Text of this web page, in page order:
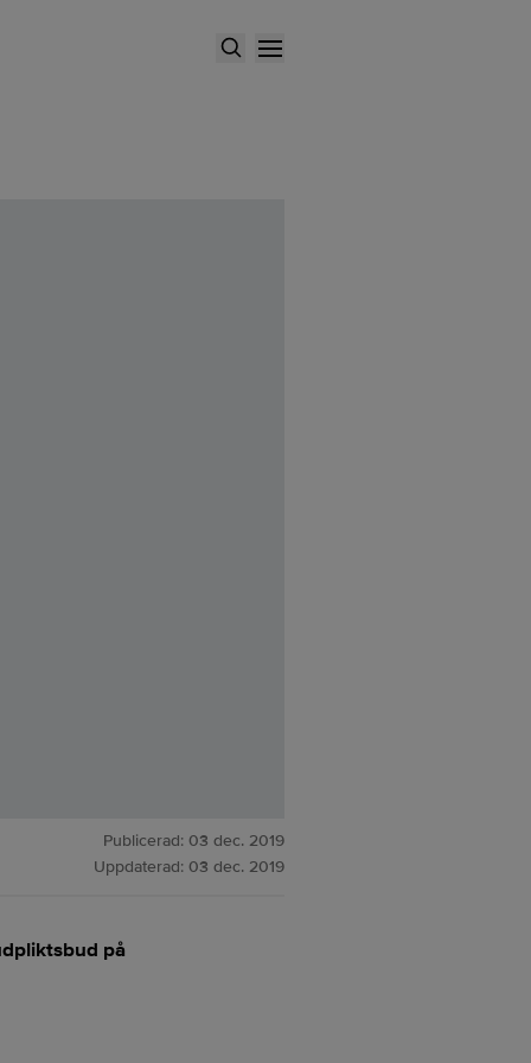
Publicerad: 03 dec. 2019
Uppdaterad: 03 dec. 2019
på